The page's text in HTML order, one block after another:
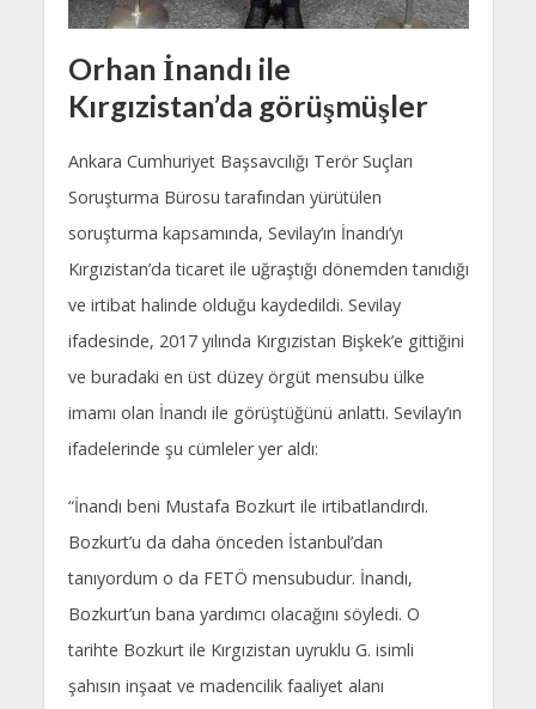
Orhan İnandı ile
Kırgızistan’da görüşmüşler
Ankara Cumhuriyet Başsavcılığı Terör Suçları
Soruşturma Bürosu tarafından yürütülen
soruşturma kapsamında, Sevilay’ın İnandı’yı
Kırgızistan’da ticaret ile uğraştığı dönemden tanıdığı
ve irtibat halinde olduğu kaydedildi. Sevilay
ifadesinde, 2017 yılında Kırgızistan Bişkek’e gittiğini
ve buradaki en üst düzey örgüt mensubu ülke
imamı olan İnandı ile görüştüğünü anlattı. Sevilay’ın
ifadelerinde şu cümleler yer aldı:
“İnandı beni Mustafa Bozkurt ile irtibatlandırdı.
Bozkurt’u da daha önceden İstanbul’dan
tanıyordum o da FETÖ mensubudur. İnandı,
Bozkurt’un bana yardımcı olacağını söyledi. O
tarihte Bozkurt ile Kırgızistan uyruklu G. isimli
şahısın inşaat ve madencilik faaliyet alanı